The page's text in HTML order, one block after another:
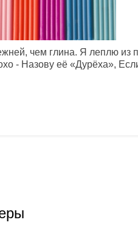
чем глина. Я леплю из
- Назову её «Дурёха»,